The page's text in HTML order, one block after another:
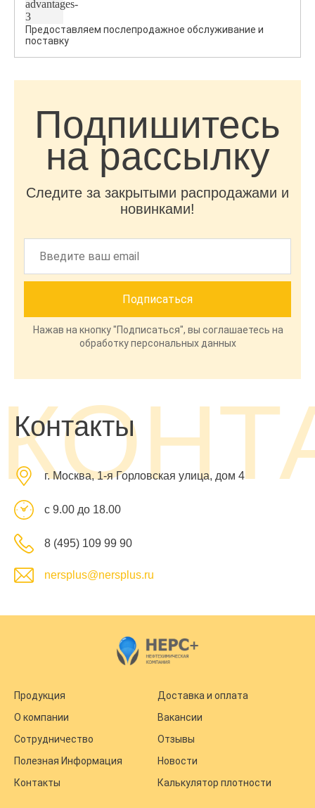
Предоставляем послепродажное обслуживание и
поставку
Подпишитесь
на рассылку
Следите за закрытыми распродажами и
новинками!
Нажав на кнопку "Подписаться", вы соглашаетесь на
обработку персональных данных
Контакты
г. Москва, 1-я Горловская улица, дом 4
с 9.00 до 18.00
8 (495) 109 99 90
nersplus@nersplus.ru
Продукция
Доставка и оплата
О компании
Вакансии
Сотрудничество
Отзывы
Полезная Информация
Новости
Контакты
Калькулятор плотности